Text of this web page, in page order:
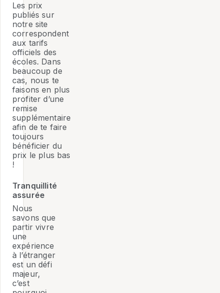
Les prix
publiés sur
notre site
correspondent
aux tarifs
officiels des
écoles. Dans
beaucoup de
cas, nous te
faisons en plus
profiter d’une
remise
supplémentaire
afin de te faire
toujours
bénéficier du
prix le plus bas
!
Tranquillité
assurée
Nous
savons que
partir vivre
une
expérience
à l’étranger
est un défi
majeur,
c’est